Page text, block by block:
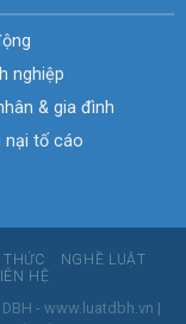
nghiệp
& gia đình
nại tố cáo
THỨC
NGHỀ LUẬT
HỆ
DBH - www.luatdbh.vn |